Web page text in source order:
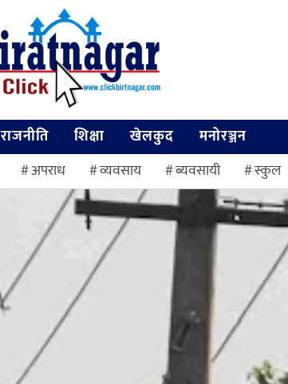
राजनीति शिक्षा खेलकुद मनोरञ्जन
अपराध व्यवसाय ब्यवसायी स्कुल